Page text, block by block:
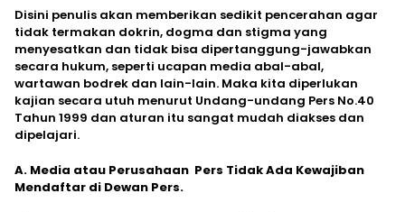
Disini penulis akan memberikan sedikit pencerahan agar
tidak termakan dokrin, dogma dan stigma yang
menyesatkan dan tidak bisa dipertanggung-jawabkan
secara hukum, seperti ucapan media abal-abal,
wartawan bodrek dan lain-lain. Maka kita diperlukan
kajian secara utuh menurut Undang-undang Pers No.40
Tahun 1999 dan aturan itu sangat mudah diakses dan
dipelajari.
A. Media atau Perusahaan Pers Tidak Ada Kewajiban
Mendaftar di Dewan Pers.